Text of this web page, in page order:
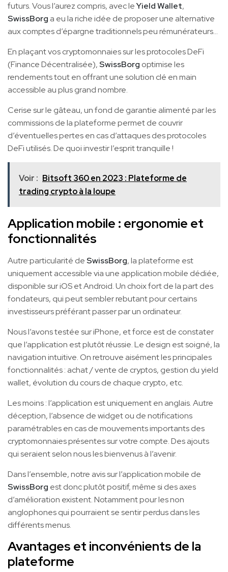
futurs. Vous l’aurez compris, avec leYield Wallet,
SwissBorg a eu la riche idée de proposer une alternative
aux comptes d’épargne traditionnels peu rémunérateurs…
En plaçant vos cryptomonnaies sur les protocoles DeFi
(Finance Décentralisée), SwissBorg optimise les
rendements tout en offrant une solution clé en main
accessible au plus grand nombre.
Cerise sur le gâteau, un fond de garantie alimenté par les
commissions de la plateforme permet de couvrir
d’éventuelles pertes en cas d’attaques des protocoles
DeFi utilisés. De quoi investir l’esprit tranquille !
Voir : Bitsoft 360 en 2023 : Plateforme de
trading crypto à la loupe
Application mobile : ergonomie et
fonctionnalités
Autre particularité de SwissBorg, la plateforme est
uniquement accessible via une application mobile dédiée,
disponible sur iOS et Android. Un choix fort de la part des
fondateurs, qui peut sembler rebutant pour certains
investisseurs préférant passer par un ordinateur.
Nous l’avons testée sur iPhone, et force est de constater
que l’application est plutôt réussie. Le design est soigné, la
navigation intuitive. On retrouve aisément les principales
fonctionnalités : achat / vente de cryptos, gestion du yield
wallet, évolution du cours de chaque crypto, etc.
Les moins : l’application est uniquement en anglais. Autre
déception, l’absence de widget ou de notifications
paramétrables en cas de mouvements importants des
cryptomonnaies présentes sur votre compte. Des ajouts
qui seraient selon nous les bienvenus à l’avenir.
Dans l’ensemble, notre avis sur l’application mobile de
SwissBorg est donc plutôt positif, même si des axes
d’amélioration existent. Notamment pour les non
anglophones qui pourraient se sentir perdus dans les
différents menus.
Avantages et inconvénients de la
plateforme